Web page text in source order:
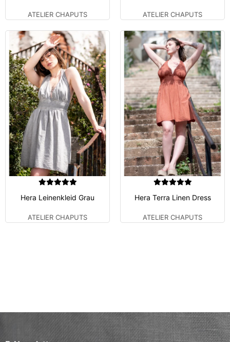
ATELIER CHAPUTS ATELIER CHAPUTS
Hera Leinenkleid Grau
ATELIER CHAPUTS
Hera Terra Linen Dress
ATELIER CHAPUTS